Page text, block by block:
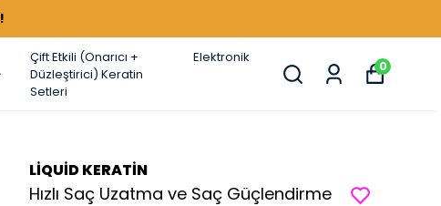
TÜM SETLERDE %44'E VARAN İNDİRİMLER !
Çift Etkili (Onarıcı +
Düzleştirici) Keratin
Setleri
Elektronik
0
LİQUİD KERATİN
Hızlı Saç Uzatma ve Saç Güçlendirme